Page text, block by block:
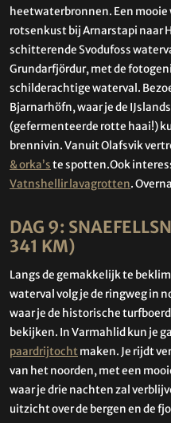
heetwaterbronnen. Een mooie
rotsenkust bij Arnarstapi naar
schitterende Svodufoss
Grundarfjördur, met de
schilderachtige waterval.
Bjarnarhöfn, waar je de
(gefermenteerde rotte haai!)
brennivin. Vanuit Olafsvik
& orka’ste spotten.Ook
Vatnshellir lavagrotten.
DAG 9:
341 KM)
Langs de gemakkelijk te
waterval volg je de ringweg in
waar je de historische
bekijken. In Varmahlid kun je
paardrijtochtmaken. Je rijdt
van het noorden, met een
waar je drie nachten zal
uitzicht over de bergen en de